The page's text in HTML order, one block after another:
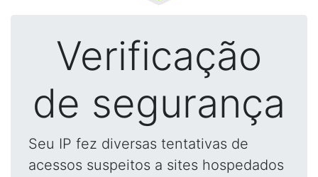
Verificação
de segurança
Seu IP fez diversas tentativas de
acessos suspeitos a sites hospedados